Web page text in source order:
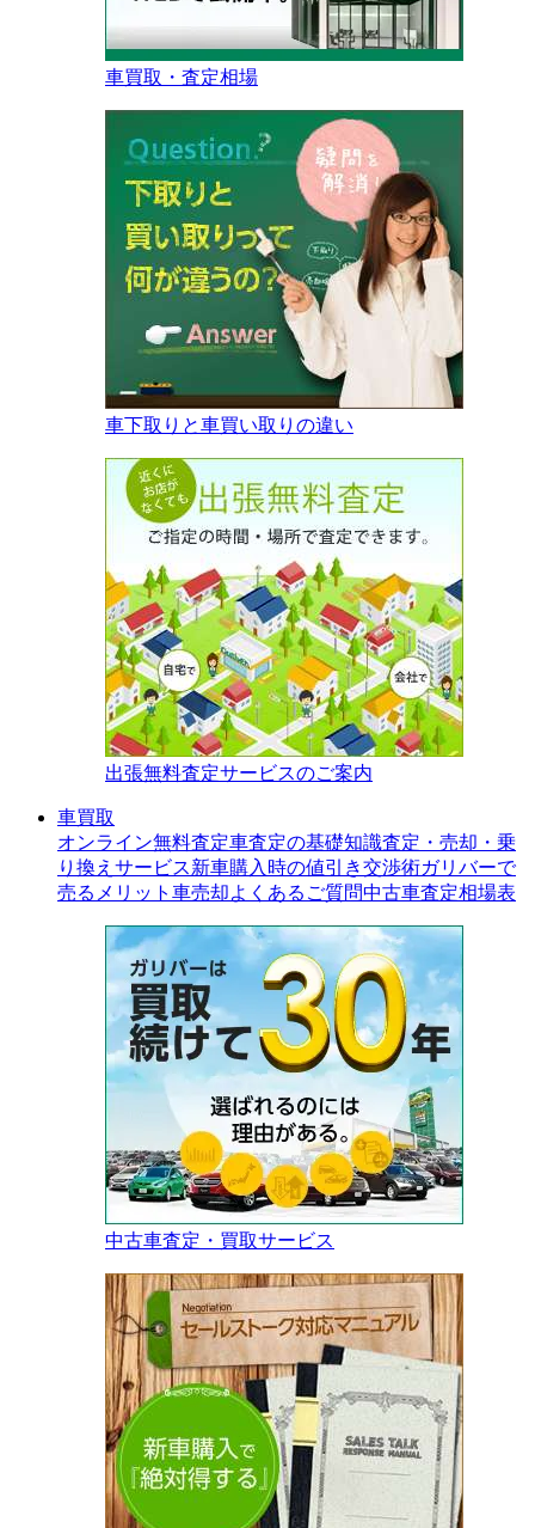
車買取・査定相場
車下取りと車買い取りの違い
出張無料査定サービスのご案内
車買取
オンライン無料査定車査定の基礎知識査定・売却・乗
り換えサービス新車購入時の値引き交渉術ガリバーで
売るメリット 車売却よくあるご質問中古車査定相場表
中古車査定・買取サービス